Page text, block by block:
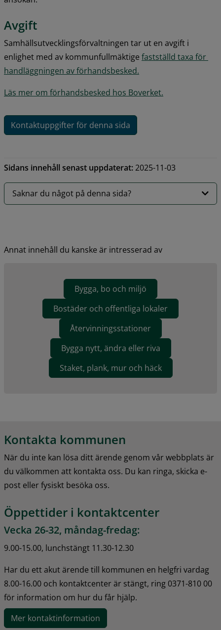
Avgift
Samhällsutvecklingsförvaltningen tar ut en avgift i
enlighet med av kommunfullmäktige fastställd taxa för
handläggningen av förhandsbesked.
Läs mer om förhandsbesked hos Boverket.
Kontaktuppgifter för denna sida
Sidans innehåll senast uppdaterat:2025-11-03
Saknar du något på denna sida?
Annat innehåll du kanske är intresserad av
Bygga, bo och miljö
Bostäder och offentliga lokaler
Återvinningsstationer
Bygga nytt, ändra eller riva
Staket, plank, mur och häck
Kontakta kommunen
När du inte kan lösa ditt ärende genom vår webbplats är
du välkommen att kontakta oss. Du kan ringa, skicka e-
post eller fysiskt besöka oss.
Öppettider i kontaktcenter
Vecka 26-32, måndag-fredag:
9.00-15.00, lunchstängt 11.30-12.30
Har du ett akut ärende till kommunen en helgfri vardag
8.00-16.00 och kontaktcenter är stängt, ring 0371-810 00
för information om hur du får hjälp.
Mer kontaktinformation